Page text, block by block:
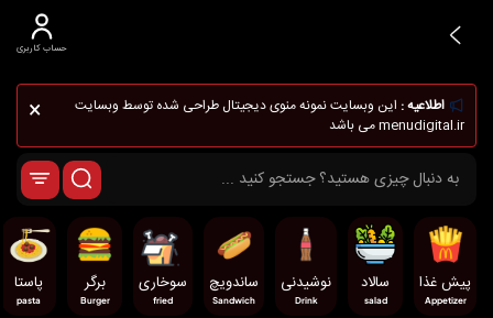
حساب کاربری
× اطلاعیه : این وبسایت نمونه منوی دیجیتال طراحی شده توسط وبسایت
menudigital.ir می باشد
پیش غذا
Appetizer
سالاد
salad
نوشیدنی
Drink
ساندویچ
Sandwich
سوخاری
fried
برگر
Burger
پاستا
pasta